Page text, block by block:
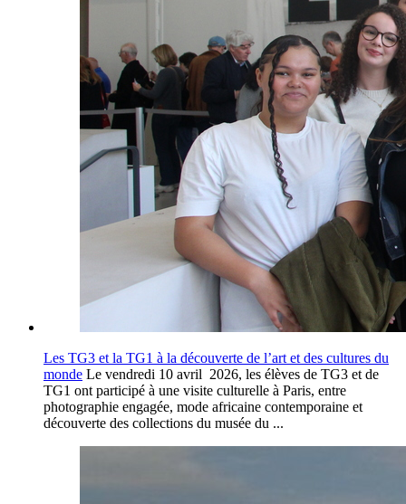
Les TG3 et la TG1 à la découverte de l’art et des cultures du
monde Le vendredi 10 avril 2026, les élèves de TG3 et de
TG1 ont participé à une visite culturelle à Paris, entre
photographie engagée, mode africaine contemporaine et
découverte des collections du musée du ...